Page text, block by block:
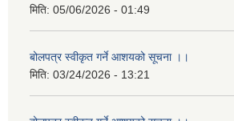
मिति: 05/06/2026 - 01:49
बोलपत्र स्वीकृत गर्ने आशयको सूचना ।।
मिति: 03/24/2026 - 13:21